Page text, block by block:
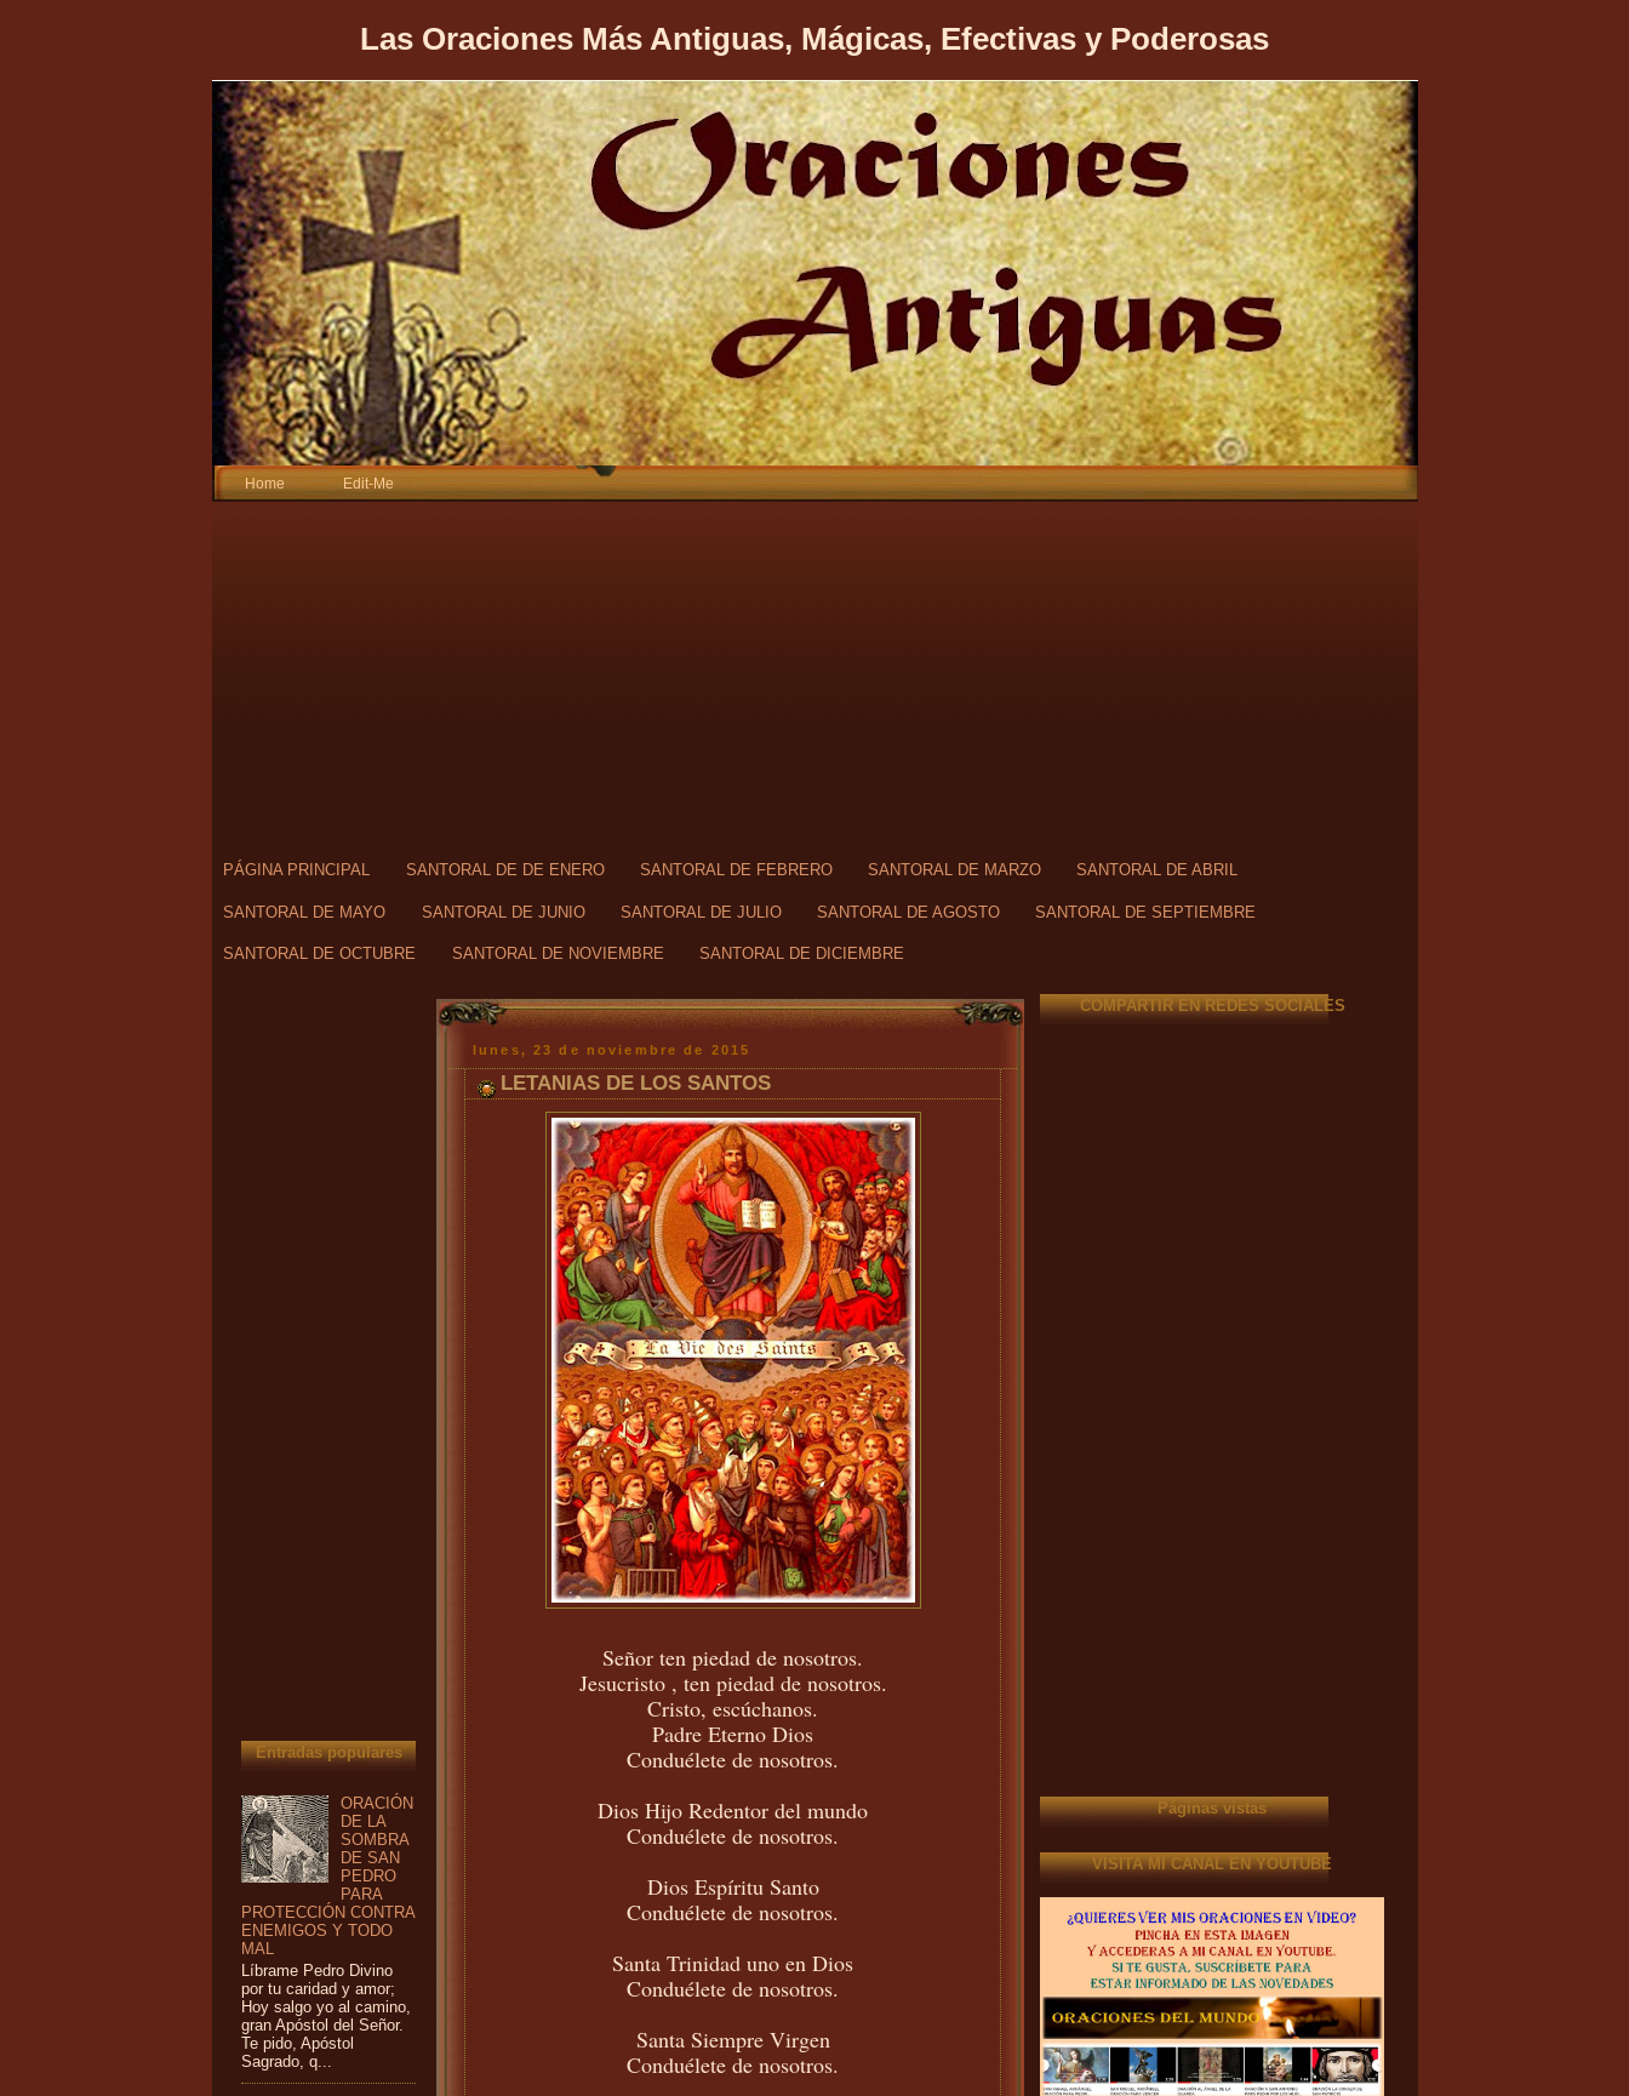
Las Oraciones Más Antiguas, Mágicas, Efectivas y Poderosas
Home Edit-Me
PÁGINA PRINCIPAL SANTORAL DE DE ENERO SANTORAL DE FEBRERO SANTORAL DE MARZO SANTORAL DE ABRIL
SANTORAL DE MAYO SANTORAL DE JUNIO SANTORAL DE JULIO SANTORAL DE AGOSTO SANTORAL DE SEPTIEMBRE
SANTORAL DE OCTUBRE SANTORAL DE NOVIEMBRE SANTORAL DE DICIEMBRE
Entradas populares
ORACIÓN
DE LA
SOMBRA
DE SAN
PEDRO
PARA
PROTECCIÓN CONTRA
ENEMIGOS Y TODO
MAL
Líbrame Pedro Divino
por tu caridad y amor;
Hoy salgo yo al camino,
gran Apóstol del Señor.
Te pido, Apóstol
Sagrado, q...
lunes, 23 de noviembre de 2015
LETANIAS DE LOS SANTOS
Señor ten piedad de nosotros.
Jesucristo , ten piedad de nosotros.
Cristo, escúchanos.
Padre Eterno Dios
Conduélete de nosotros.
Dios Hijo Redentor del mundo
Conduélete de nosotros.
Dios Espíritu Santo
Conduélete de nosotros.
Santa Trinidad uno en Dios
Conduélete de nosotros.
Santa Siempre Virgen
Conduélete de nosotros.
COMPARTIR EN REDES SOCIALES
Páginas vistas
VISITA MI CANAL EN YOUTUBE